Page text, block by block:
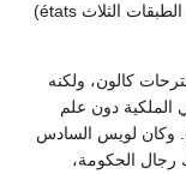
Généraux وهو مؤتمر قومي من نواب تختارهم الطبقات الثلاث états)
كالون، ولكنه
الملكية دون علم
وتحداه كالون أن يثبت التهمة، فأثبتها(20). وكان لويس السادس
رجال الحكومة،